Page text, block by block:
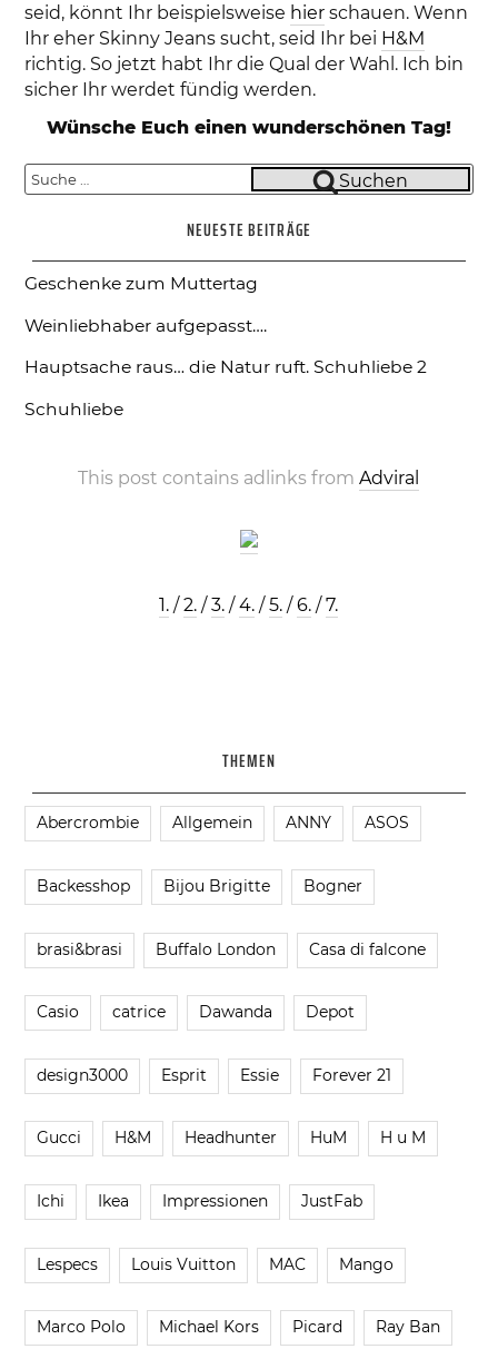
seid, könnt Ihr beispielsweise hier schauen. Wenn
Ihr eher Skinny Jeans sucht, seid Ihr bei H&M
richtig. So jetzt habt Ihr die Qual der Wahl. Ich bin
sicher Ihr werdet fündig werden.
Wünsche Euch einen wunderschönen Tag!
Suche
nach:
Suchen
NEUESTE BEITRÄGE
Geschenke zum Muttertag
Weinliebhaber aufgepasst….
Hauptsache raus… die Natur ruft. Schuhliebe 2
Schuhliebe
This post contains adlinks fromAdviral
1. /2. /3. /4. /5. /6. /7.
THEMEN
Abercrombie Allgemein ANNY ASOS
Backesshop Bijou Brigitte Bogner
brasi&brasi Buffalo London Casa di falcone
Casio catrice Dawanda Depot
design3000 Esprit Essie Forever 21
Gucci H&M Headhunter HuM H u M
Ichi Ikea Impressionen JustFab
Lespecs Louis Vuitton MAC Mango
Marco Polo Michael Kors Picard Ray Ban